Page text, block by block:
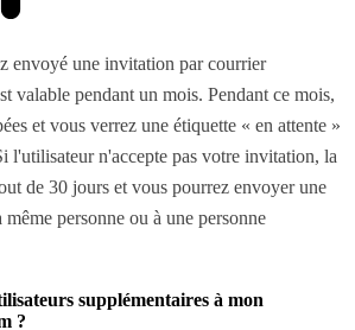
envoyé une invitation par courrier
valable pendant un mois. Pendant ce mois,
et vous verrez une étiquette « en attente »
l'utilisateur n'accepte pas votre invitation, la
de 30 jours et vous pourrez envoyer une
personne ou à une personne
supplémentaires à mon
?